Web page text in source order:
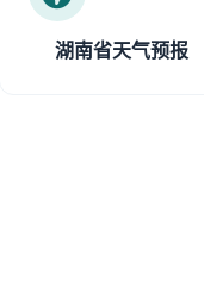
湖南省天气预报